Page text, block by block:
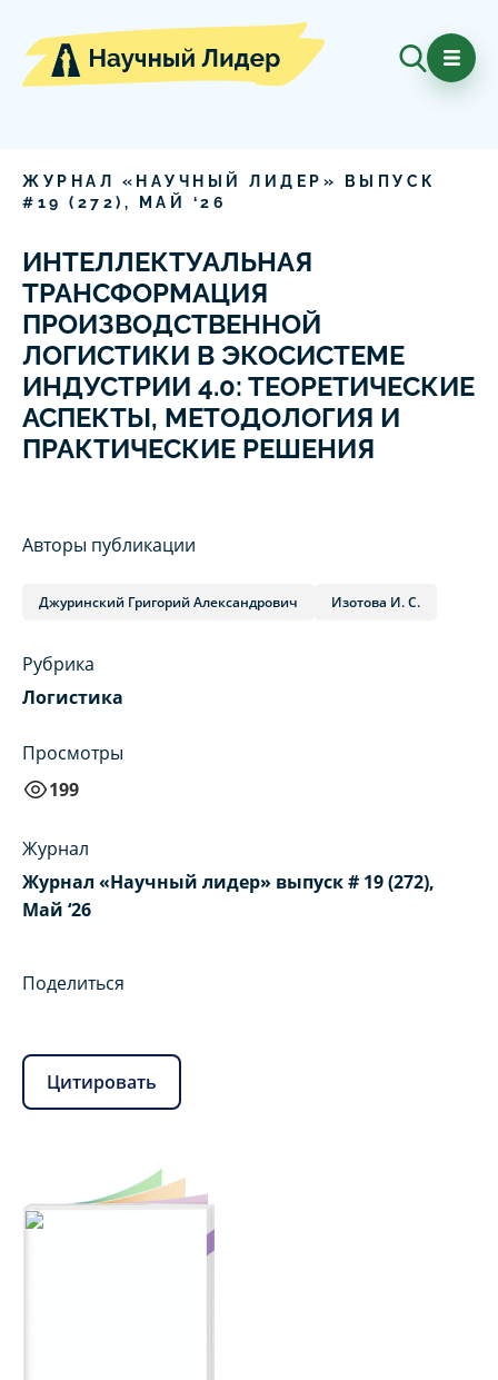
ЖУРНАЛ «НАУЧНЫЙ ЛИДЕР» ВЫПУСК
# 19 ( 272), МАЙ ‘26
ИНТЕЛЛЕКТУАЛЬНАЯ
ТРАНСФОРМАЦИЯ
ПРОИЗВОДСТВЕННОЙ
ЛОГИСТИКИ В ЭКОСИСТЕМЕ
ИНДУСТРИИ 4.0: ТЕОРЕТИЧЕСКИЕ
АСПЕКТЫ, МЕТОДОЛОГИЯ И
ПРАКТИЧЕСКИЕ РЕШЕНИЯ
Авторы публикации
Джуринский Григорий Александрович Изотова И. С.
Рубрика
Логистика
Просмотры
199
Журнал
Журнал «Научный лидер» выпуск # 19 (272),
Май ‘26
Поделиться
Цитировать